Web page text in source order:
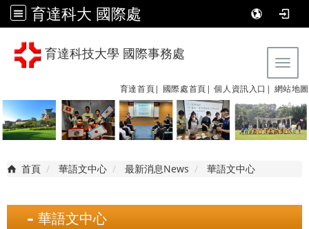
育達科大 國際處
育達科技大學 國際事務處
育達首頁| 國際處首頁| 個人資訊入口| 網站地圖
首頁 華語文中心 最新消息News 華語文中心
華語文中心